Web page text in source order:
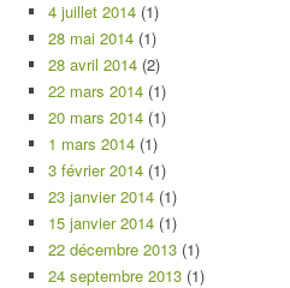
4 juillet 2014 (1)
28 mai 2014 (1)
28 avril 2014 (2)
22 mars 2014 (1)
20 mars 2014 (1)
1 mars 2014 (1)
3 février 2014 (1)
23 janvier 2014 (1)
15 janvier 2014 (1)
22 décembre 2013 (1)
24 septembre 2013 (1)